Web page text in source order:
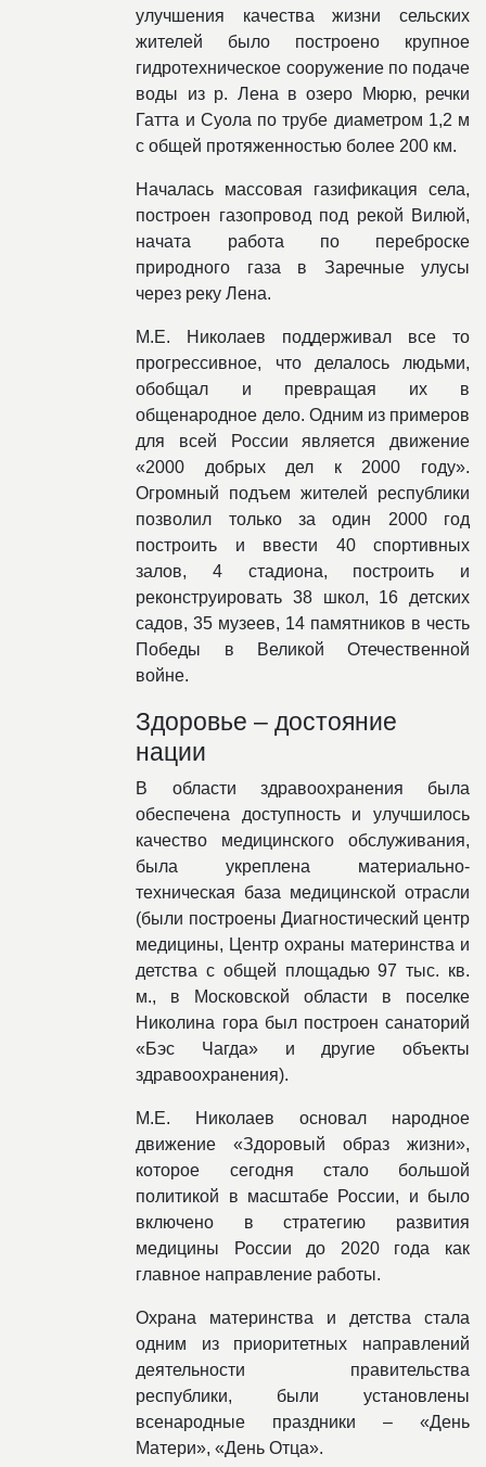
улучшения качества жизни сельских
жителей было построено крупное
гидротехническое сооружение по подаче
воды из р. Лена в озеро Мюрю, речки
Гатта и Суола по трубе диаметром 1,2 м
с общей протяженностью более 200 км.
Началась массовая газификация села,
построен газопровод под рекой Вилюй,
начата работа по переброске
природного газа в Заречные улусы
через реку Лена.
М.Е. Николаев поддерживал все то
прогрессивное, что делалось людьми,
обобщал и превращая их в
общенародное дело. Одним из примеров
для всей России является движение
«2000 добрых дел к 2000 году».
Огромный подъем жителей республики
позволил только за один 2000 год
построить и ввести 40 спортивных
залов, 4 стадиона, построить и
реконструировать 38 школ, 16 детских
садов, 35 музеев, 14 памятников в честь
Победы в Великой Отечественной
войне.
Здоровье – достояние
нации
В области здравоохранения была
обеспечена доступность и улучшилось
качество медицинского обслуживания,
была укреплена материально-
техническая база медицинской отрасли
(были построены Диагностический центр
медицины, Центр охраны материнства и
детства с общей площадью 97 тыс. кв.
м., в Московской области в поселке
Николина гора был построен санаторий
«Бэс Чагда» и другие объекты
здравоохранения).
М.Е. Николаев основал народное
движение «Здоровый образ жизни»,
которое сегодня стало большой
политикой в масштабе России, и было
включено в стратегию развития
медицины России до 2020 года как
главное направление работы.
Охрана материнства и детства стала
одним из приоритетных направлений
деятельности правительства
республики, были установлены
всенародные праздники – «День
Матери», «День Отца».